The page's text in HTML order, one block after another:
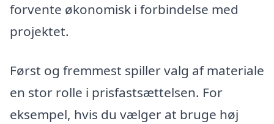
forvente økonomisk i forbindelse med
projektet.
Først og fremmest spiller valg af materiale
en stor rolle i prisfastsættelsen. For
eksempel, hvis du vælger at bruge høj